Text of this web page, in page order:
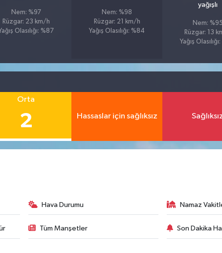
Nem: %97
Rüzgar: 23 km/h
Olasılığı: %87
Nem: %98
Rüzgar: 21 km/h
Yağış Olasılığı: %84
yağışlı
Nem: %95
Rüzgar: 13
Yağış
Orta
2 Hassaslar için sağlıksız
Hava Durumu Namaz
Tüm Manşetler Son Dakika